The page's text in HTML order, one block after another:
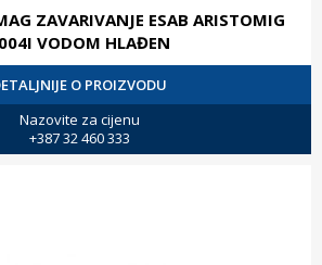
ZAVARIVANJE ESAB ARISTOMIG
VODOM HLAĐEN
O PROIZVODU
Nazovite za cijenu
+387 32 460 333